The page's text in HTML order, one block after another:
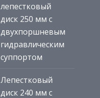
лепестковый
диск 250 мм с
двухпоршневым
гидравлическим
суппортом
Лепестковый
диск 240 мм с